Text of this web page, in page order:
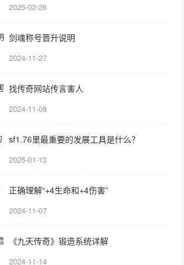
2025-02-26
剑魂称号晋升说明
2024-11-27
找传奇网站传言害人
2024-11-08
sf1.76里最重要的发展工具是什么？
2025-01-13
正确理解“+4生命和+4伤害”
2024-11-07
《九天传奇》锻造系统详解
2024-11-14